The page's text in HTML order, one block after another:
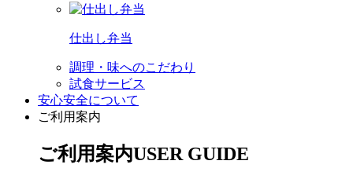
仕出し弁当
調理・味へのこだわり
試食サービス
安心安全について
ご利用案内
ご利用案内USER GUIDE